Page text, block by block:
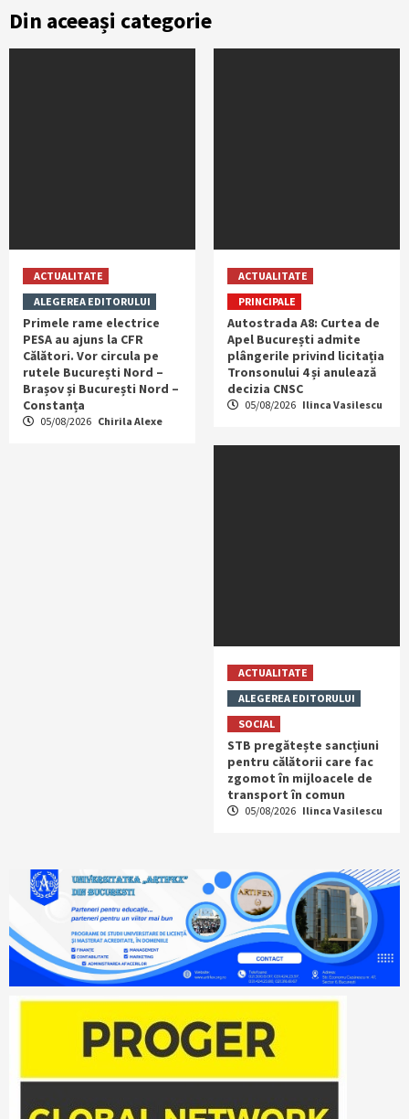
Din aceeași categorie
ACTUALITATE
ALEGEREA EDITORULUI
Primele rame electrice
PESA au ajuns la CFR
Călători. Vor circula pe
rutele București Nord –
Brașov și București Nord –
Constanța
05/08/2026 Chirila Alexe
ACTUALITATE
PRINCIPALE
Autostrada A8: Curtea de
Apel București admite
plângerile privind licitația
Tronsonului 4 și anulează
decizia CNSC
05/08/2026 Ilinca Vasilescu
ACTUALITATE
ALEGEREA EDITORULUI
SOCIAL
STB pregătește sancțiuni
pentru călătorii care fac
zgomot în mijloacele de
transport în comun
05/08/2026 Ilinca Vasilescu